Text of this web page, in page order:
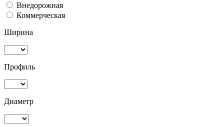
Внедорожная
Коммерческая
Ширина
Профиль
Диаметр